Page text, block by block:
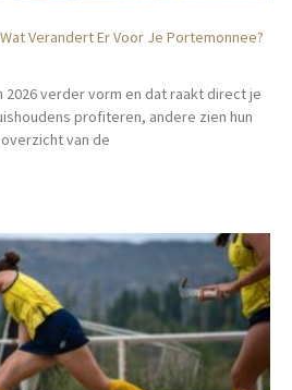
Verandert Er Voor Je Portemonnee?
verder vorm en dat raakt direct je
profiteren, andere zien hun
van de